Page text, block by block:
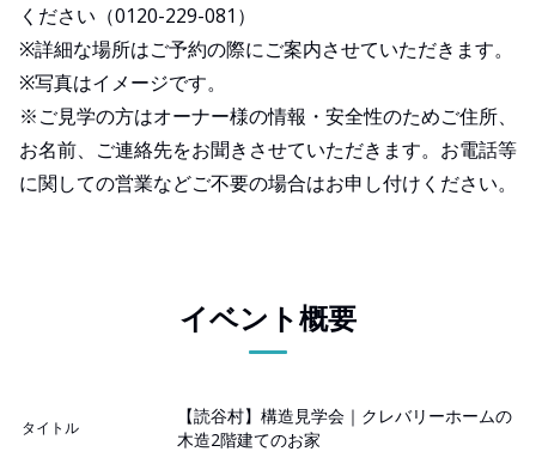
ください（0120-229-081）
※詳細な場所はご予約の際にご案内させていただきます。
※写真はイメージです。
※ご見学の方はオーナー様の情報・安全性のためご住所、
お名前、ご連絡先をお聞きさせていただきます。お電話等
に関しての営業などご不要の場合はお申し付けください。
イベント概要
タイトル
【読谷村】構造見学会｜クレバリーホームの
木造2階建てのお家